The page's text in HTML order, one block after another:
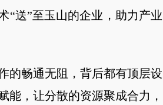
“送”至玉山的企业，助力产业
畅通无阻，背后都有顶层设
能，让分散的资源聚成合力，